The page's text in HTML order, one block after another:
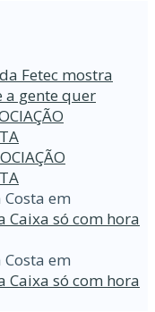
Fetec mostra
a gente quer
em
Caixa só com hora
em
Caixa só com hora